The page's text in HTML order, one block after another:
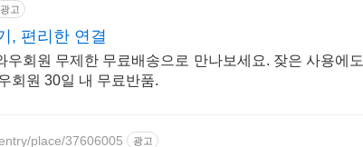
광고
, 편리한 연결
우회원 무제한 무료배송으로 만나보세요. 잦은 사용에도
회원 30일 내 무료반품.
place/37606005 광고